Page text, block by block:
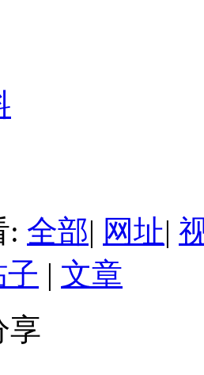
: 全部| 网址|
子 | 文章
享